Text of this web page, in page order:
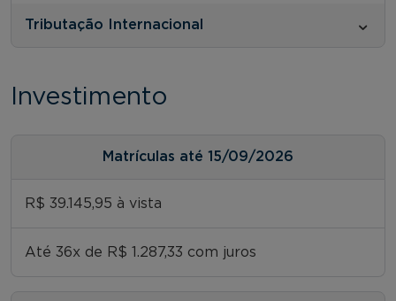
Tributação Internacional
Investimento
Matrículas até 15/09/2026
R$ 39.145,95 à vista
Até 36x de R$ 1.287,33 com juros